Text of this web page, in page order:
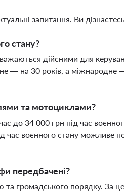
запитання. Ви
стану?
дійсними для
— на 30 років, а міжнародне
та мотоциклами?
до 34 000 грн під час
час воєнного стану можливе
передбачені?
громадського порядку. За